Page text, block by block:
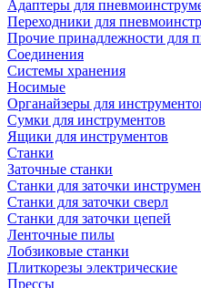
Адаптеры для
Переходники для
Прочие принадлежности для
Соединения
Системы хранения
Носимые
Органайзеры для
Сумки для инструментов
Ящики для инструментов
Станки
Заточные станки
Станки для заточки
Станки для заточки сверл
Станки для заточки цепей
Ленточные пилы
Лобзиковые станки
Плиткорезы электрические
Прессы